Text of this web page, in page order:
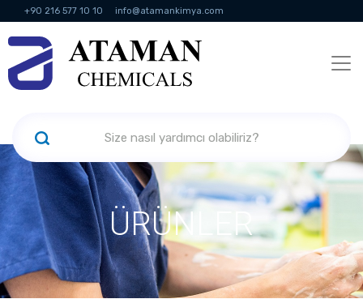
+90 216 577 10 10 info@atamankimya.com
KVKK Politikası Bilgi Toplumu Hizmetleri
ÜRÜNLER